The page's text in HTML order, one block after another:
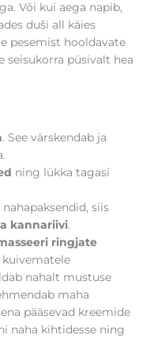
Või kui aega napib,
duši all käies
pesemist hooldavate
seisukorra püsivalt hea
. See värskendab ja
ning lükka tagasi
siis
kannariivi.
ringjate
kuivematele
nahalt mustuse
maha
pääsevad kreemide
naha kihtidesse ning